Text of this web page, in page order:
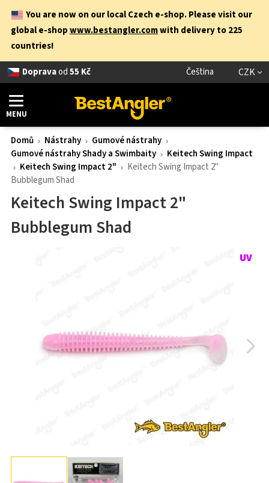
You are now on our local Czech e-shop. Please visit our
global e-shopwww.bestangler.comwith delivery to 225
countries!
Dopravaod55 Kč Čeština CZK
MENU
Domů Nástrahy
Gumové nástrahy
Gumové nástrahy Shady a Swimbaity
Keitech Swing Impact
Keitech Swing Impact 2"
Keitech Swing Impact 2"
Bubblegum Shad
Keitech Swing Impact 2"
Bubblegum Shad